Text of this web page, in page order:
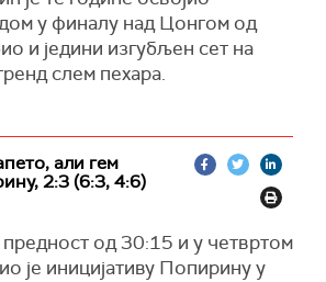
у финалу над Цонгом од
и једини изгубљен сет на
слем пехара.
али гем
2:3 (6:3, 4:6)
од 30:15 и у четвртом
је иницијативу Попирину у